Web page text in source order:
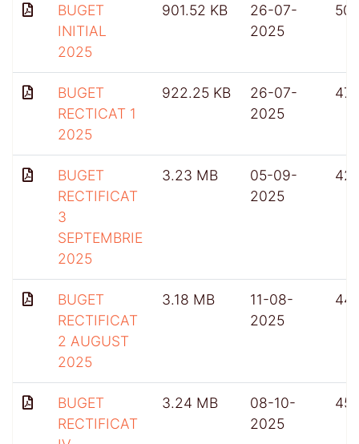
BUGET
INITIAL
2025
901.52 KB
26-07-
2025
BUGET
RECTICAT 1
2025
922.25 KB
26-07-
2025
477
BUGET
RECTIFICAT
3
SEPTEMBRIE
2025
3.23 MB
05-09-
2025
BUGET
RECTIFICAT
2 AUGUST
2025
3.18 MB
11-08-
2025
BUGET
RECTIFICAT
3.24 MB
08-10-
2025